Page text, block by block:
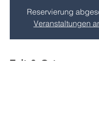
Reservierung
Veranstaltungen
Zeit & Ort